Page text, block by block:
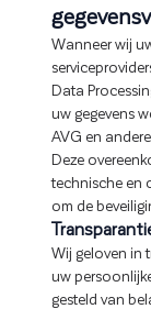
Wanneer wij
Data
uw gegevens
AVG en
Deze
technische en
om de
Wij geloven in
uw
gesteld van